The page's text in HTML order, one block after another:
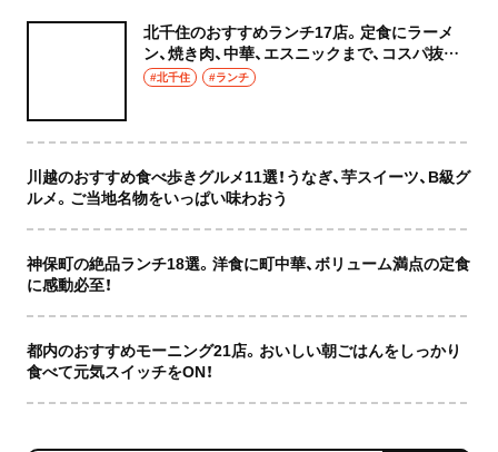
北千住のおすすめランチ17店。定食にラーメ
ン、焼き肉、中華、エスニックまで、コスパ抜群
な店もおしゃれな店も網羅してご紹介！
#北千住 #ランチ
川越のおすすめ食べ歩きグルメ11選！うなぎ、芋スイーツ、B級グ
ルメ。ご当地名物をいっぱい味わおう
神保町の絶品ランチ18選。洋食に町中華、ボリューム満点の定食
に感動必至！
都内のおすすめモーニング21店。おいしい朝ごはんをしっかり
食べて元気スイッチをON！